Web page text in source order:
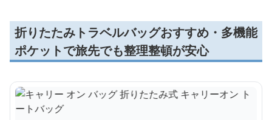
折りたたみトラベルバッグおすすめ・多機能
ポケットで旅先でも整理整頓が安心